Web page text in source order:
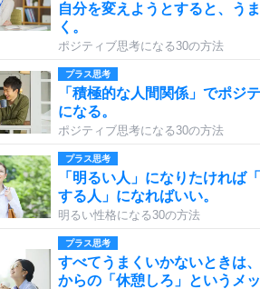
自分を変えようとすると、う
く。
ポジティブ思考になる30の方法
プラス思考
「積極的な人間関係」でポジ
になる。
ポジティブ思考になる30の方法
プラス思考
「明るい人」になりたければ
する人」になればいい。
明るい性格になる30の方法
プラス思考
すべてうまくいかないときは
からの「休憩しろ」というメ